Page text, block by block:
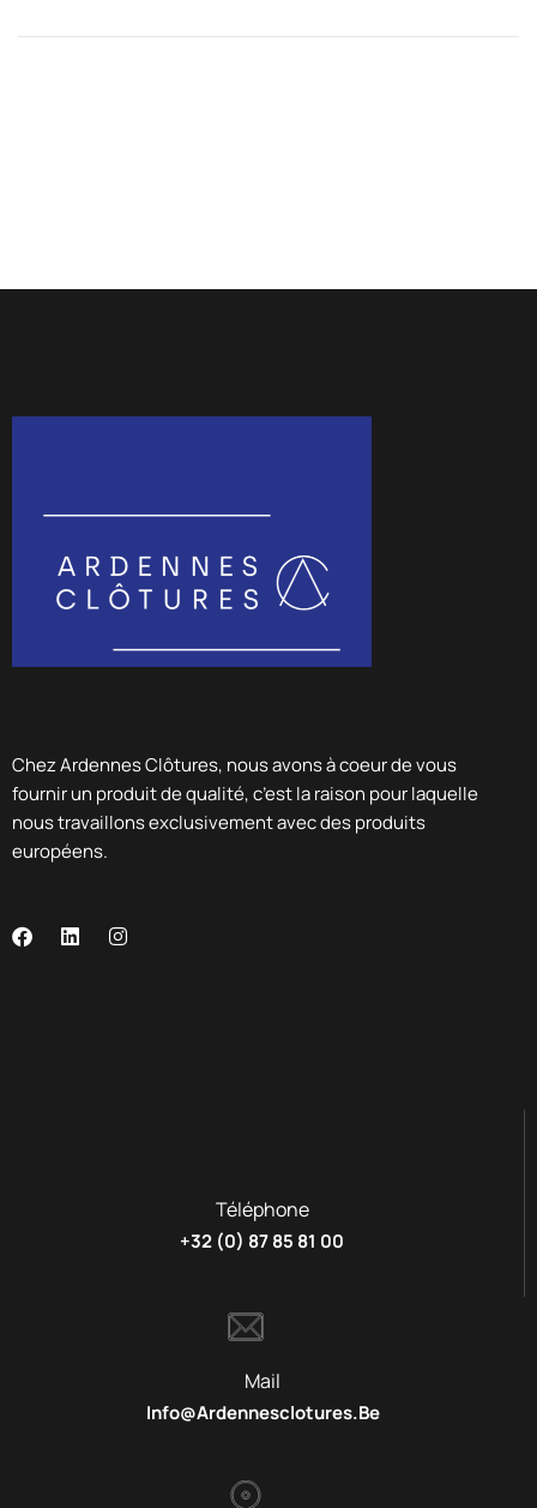
Chez Ardennes Clôtures, nous avons à coeur de vous
fournir un produit de qualité, c’est la raison pour laquelle
nous travaillons exclusivement avec des produits
européens.
Téléphone
+32 (0) 87 85 81 00
Mail
Info@ardennesclotures.be